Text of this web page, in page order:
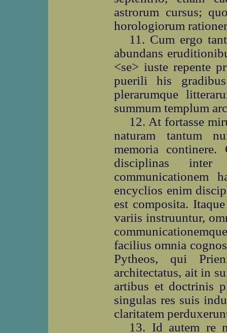
astrorum cursus;
horologiorum
11. Cum ergo
abundans
<se> iuste repente
puerili his
plerarumque
summum templum
12. At fortasse
naturam tantum
memoria continere.
disciplinas
communicationem
encyclios enim
est composita.
variis instruuntur,
facilius omnia
Pytheos, qui
architectatus, ait in
artibus et doctrinis
singulas res suis
claritatem
13. Id autem re